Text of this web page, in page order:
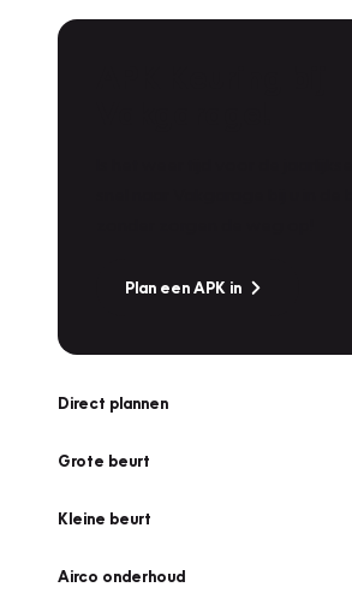
Plan een APK in
Direct plannen
Grote beurt
Kleine beurt
Airco onderhoud